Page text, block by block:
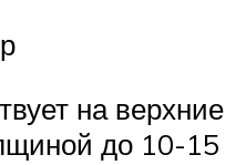
на верхние
до 10-15